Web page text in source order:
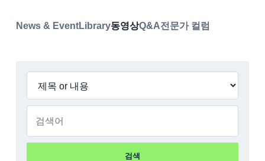
News & EventLibrary동영상Q&A전문가 컬럼
검색